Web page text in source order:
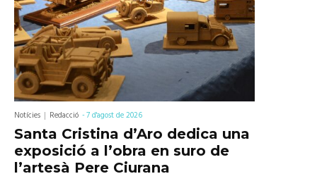
Notícies Redacció -7 d'agost de 2026
Santa Cristina d’Aro dedica una
exposició a l’obra en suro de
l’artesà Pere Ciurana